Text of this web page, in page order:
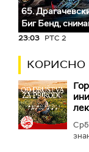
65.
Биг Бeнд,
23:03 РТС 2
КОРИСНО